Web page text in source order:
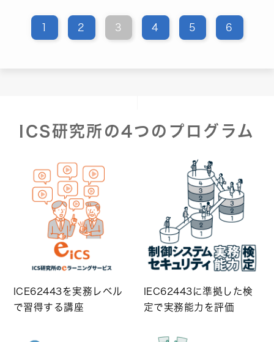
1 2 3 4 5 6
ICS研究所の4つのプログラム
ICE62443を実務レベル
で習得する講座
IEC62443に準拠した検
定で実務能力を評価